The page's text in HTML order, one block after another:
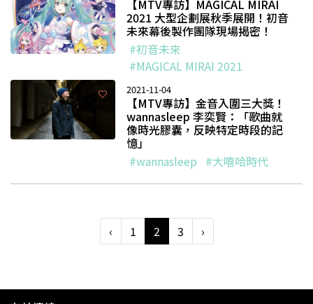
【MTV專訪】MAGICAL MIRAI
2021 大型企劃展秋季展開！初音
未來幕後製作團隊現場揭密！
#初音未來
#MAGICAL MIRAI 2021
2021-11-04
【MTV專訪】金音入圍三大獎！
wannasleep 李奕賢：「歌曲就
像時光膠囊，反映特定時段的記
憶」
#wannasleep #大嘻哈時代
‹ 1 2 3 ›